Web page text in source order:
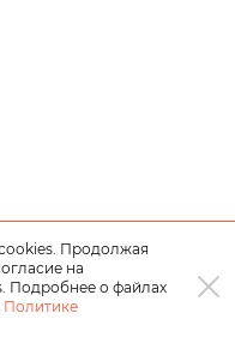
Продолжая
на
Подробнее о файлах
Политике